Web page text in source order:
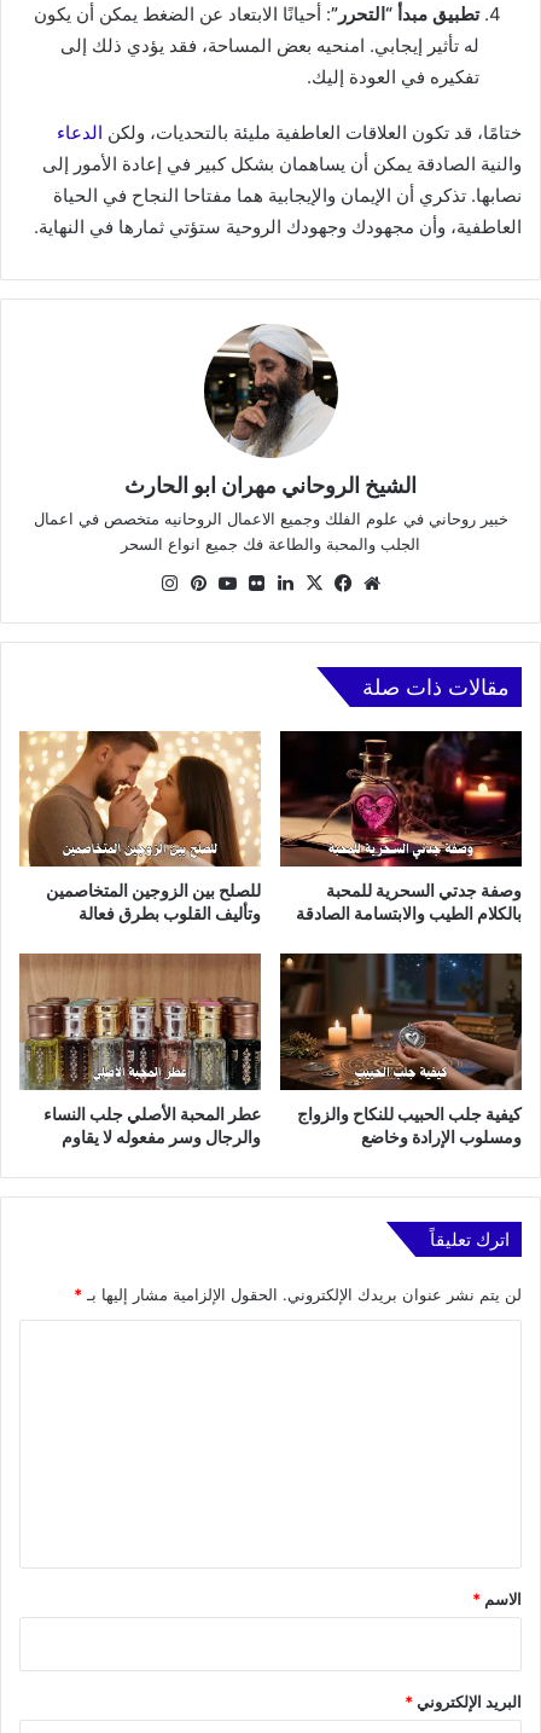
تطبيق مبدأ “التحرر”: أحيانًا الابتعاد عن الضغط يمكن أن يكون
له تأثير إيجابي. امنحيه بعض المساحة، فقد يؤدي ذلك إلى
تفكيره في العودة إليك.
ختامًا، قد تكون العلاقات العاطفية مليئة بالتحديات، ولكن الدعاء
والنية الصادقة يمكن أن يساهمان بشكل كبير في إعادة الأمور إلى
نصابها. تذكري أن الإيمان والإيجابية هما مفتاحا النجاح في الحياة
العاطفية، وأن مجهودك وجهودك الروحية ستؤتي ثمارها في النهاية.
الشيخ الروحاني مهران ابو الحارث
خبير روحاني في علوم الفلك وجميع الاعمال الروحانيه متخصص في اعمال
الجلب والمحبة والطاعة فك جميع انواع السحر
موقعفيسبوك
X لينكدإن
صور
فليكر
يوتيوببينتيريست
مقالات ذات صلة
وصفة جدتي السحرية للمحبة
بالكلام الطيب والابتسامة الصادقة
للصلح بين الزوجين المتخاصمين
وتأليف القلوب بطرق فعالة
كيفية جلب الحبيب للنكاح والزواج
ومسلوب الإرادة وخاضع
عطر المحبة الأصلي جلب النساء
والرجال وسر مفعوله لا يقاوم
اترك تعليقاً
لن يتم نشر عنوان بريدك الإلكتروني. الحقول الإلزامية مشار إليها بـ*
*
الاسم *
البريد الإلكتروني*